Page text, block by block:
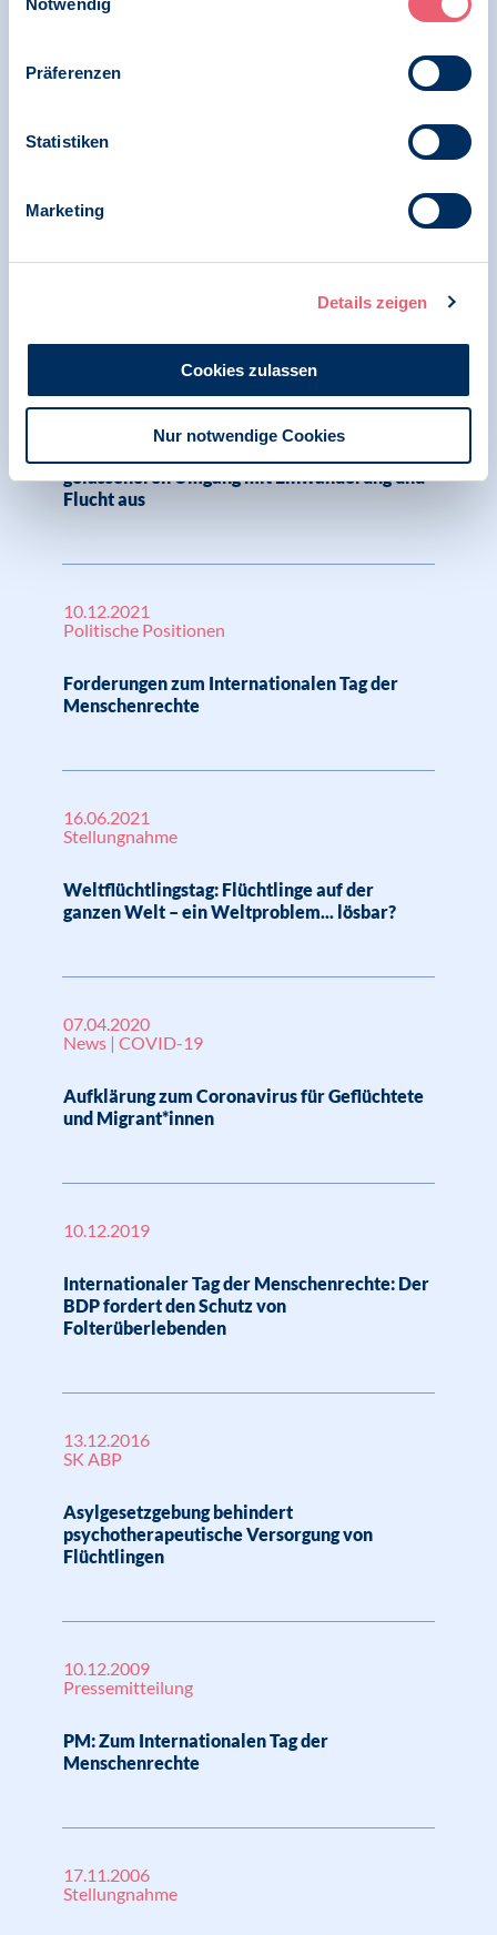
Notwendig
Präferenzen
Statistiken
Marketing
Details zeigen
Cookies zulassen
Nur notwendige Cookies
Pressemitteilung | Menschenrechte |
Psychologie in Krisen
Bundesregierung plant drastische Kürzungen
bei der finanziellen Versorgung
Pressemitteilung
BDP fordert mehr Humanität in der
gelasseneren Umgang mit Einwanderung und
Flucht aus
10.12.2021
Politische Positionen
Forderungen zum Internationalen Tag der
Menschenrechte
16.06.2021
Stellungnahme
Weltflüchtlingstag: Flüchtlinge auf der
ganzen Welt – ein Weltproblem... lösbar?
07.04.2020
News | COVID-19
Aufklärung zum Coronavirus für Geflüchtete
und Migrant*innen
10.12.2019
Internationaler Tag der Menschenrechte: Der
BDP fordert den Schutz von
Folterüberlebenden
13.12.2016
SK ABP
Asylgesetzgebung behindert
psychotherapeutische Versorgung von
Flüchtlingen
10.12.2009
Pressemitteilung
PM: Zum Internationalen Tag der
Menschenrechte
17.11.2006
Stellungnahme